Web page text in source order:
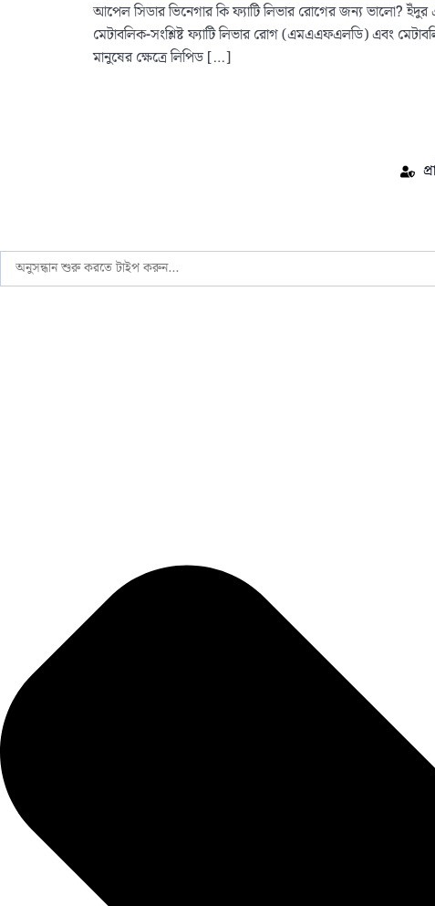
আপেল সিডার ভিনেগার কি ফ্যাটি লিভার রোগের জন্য ভালো?
মেটাবলিক-সংশ্লিষ্ট ফ্যাটি লিভার রোগ (এমএএফএলডি) এবং
মানুষের ক্ষেত্রে লিপিড […]